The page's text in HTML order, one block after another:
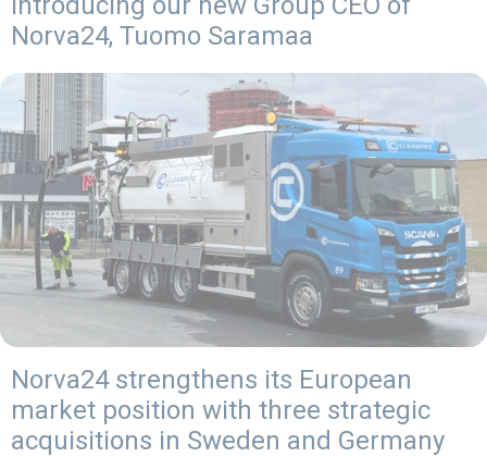
Norva24, Tuomo Saramaa
Norva24 strengthens its European
market position with three strategic
acquisitions in Sweden and Germany